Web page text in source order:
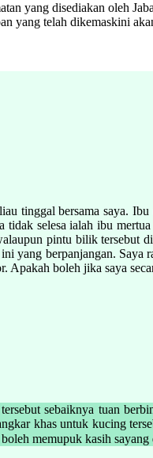
yang disediakan oleh
yang telah dikemaskini
tinggal bersama saya.
tidak selesa ialah ibu
pintu bilik tersebut
yang berpanjangan.
Apakah boleh jika saya
sebaiknya tuan
khas untuk kucing